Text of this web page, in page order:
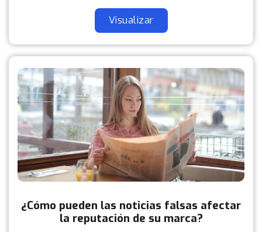
Visualizar
¿Cómo pueden las noticias falsas afectar
la reputación de su marca?